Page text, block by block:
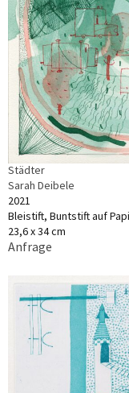
Städter
Sarah Deibele
2021
Bleistift, Buntstift auf
23,6 x 34 cm
Anfrage